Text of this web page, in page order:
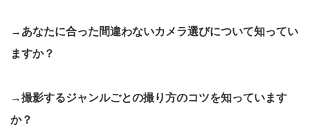
→あなたに合った間違わないカメラ選びについて知ってい
ますか？
→撮影するジャンルごとの撮り方のコツを知っています
か？